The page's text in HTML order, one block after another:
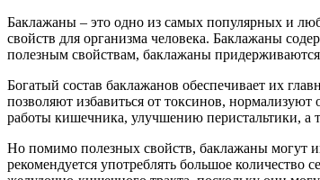
Баклажаны – это одно из самых популярных и
свойств для организма человека. Баклажаны
полезным свойствам, баклажаны
Богатый состав баклажанов обеспечивает их
позволяют избавиться от токсинов,
работы кишечника, улучшению перистальтики, а
Но помимо полезных свойств, баклажаны могут
рекомендуется употреблять большое